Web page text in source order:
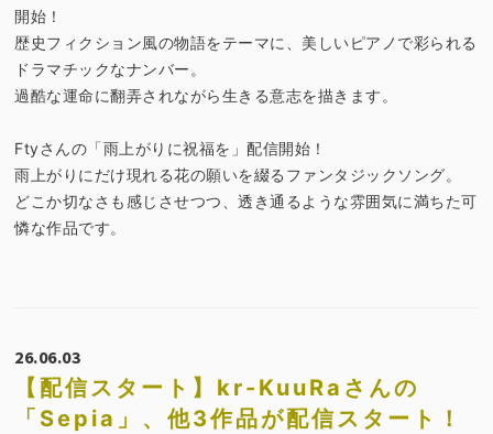
開始！
歴史フィクション風の物語をテーマに、美しいピアノで彩られる
ドラマチックなナンバー。
過酷な運命に翻弄されながら生きる意志を描きます。
Ftyさんの「雨上がりに祝福を」配信開始！
雨上がりにだけ現れる花の願いを綴るファンタジックソング。
どこか切なさも感じさせつつ、透き通るような雰囲気に満ちた可
憐な作品です。
26.06.03
【配信スタート】kr-KuuRaさんの
「Sepia」、他3作品が配信スタート！